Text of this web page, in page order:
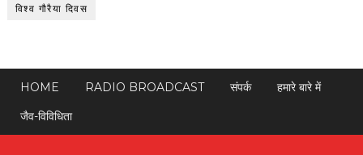
विश्व गौरैया दिवस
HOME RADIO BROADCAST संपर्क
हमारे बारे में
जैव-विविधिता